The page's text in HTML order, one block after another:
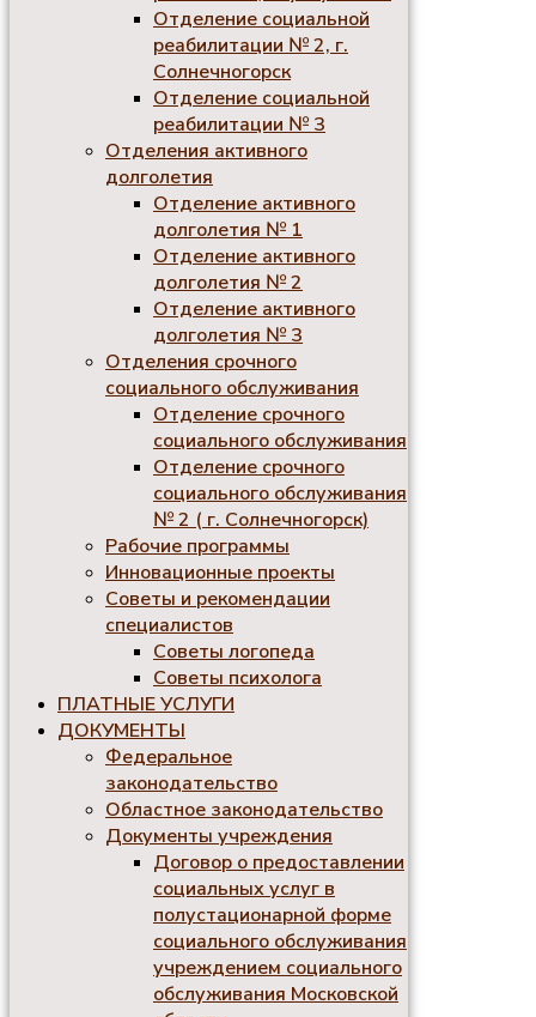
Отделение социальной
реабилитации № 2, г.
Солнечногорск
Отделение социальной
реабилитации № 3
Отделения активного
долголетия
Отделение активного
долголетия № 1
Отделение активного
долголетия № 2
Отделение активного
долголетия № 3
Отделения срочного
социального обслуживания
Отделение срочного
социального обслуживания
Отделение срочного
социального обслуживания
№ 2 ( г. Солнечногорск)
Рабочие программы
Инновационные проекты
Советы и рекомендации
специалистов
Советы логопеда
Советы психолога
ПЛАТНЫЕ УСЛУГИ
ДОКУМЕНТЫ
Федеральное
законодательство
Областное законодательство
Документы учреждения
Договор о предоставлении
социальных услуг в
полустационарной форме
социального обслуживания
учреждением социального
обслуживания Московской